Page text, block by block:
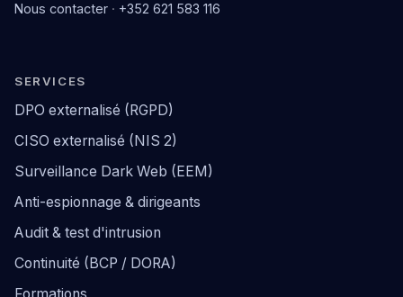
Nous contacter · +352 621 583 116
SERVICES
DPO externalisé (RGPD)
CISO externalisé (NIS 2)
Surveillance Dark Web (EEM)
Anti-espionnage & dirigeants
Audit & test d'intrusion
Continuité (BCP / DORA)